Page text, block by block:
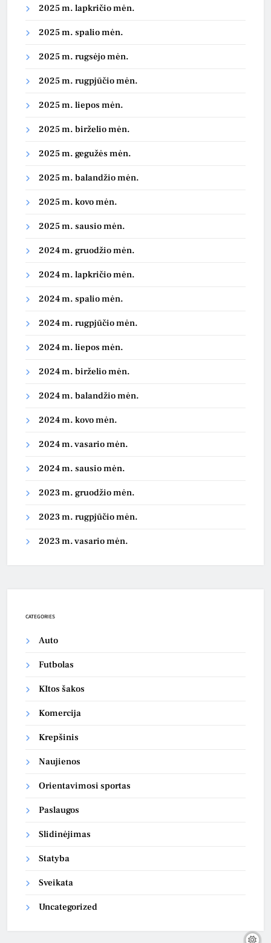
2025 m. lapkričio mėn.
2025 m. spalio mėn.
2025 m. rugsėjo mėn.
2025 m. rugpjūčio mėn.
2025 m. liepos mėn.
2025 m. birželio mėn.
2025 m. gegužės mėn.
2025 m. balandžio mėn.
2025 m. kovo mėn.
2025 m. sausio mėn.
2024 m. gruodžio mėn.
2024 m. lapkričio mėn.
2024 m. spalio mėn.
2024 m. rugpjūčio mėn.
2024 m. liepos mėn.
2024 m. birželio mėn.
2024 m. balandžio mėn.
2024 m. kovo mėn.
2024 m. vasario mėn.
2024 m. sausio mėn.
2023 m. gruodžio mėn.
2023 m. rugpjūčio mėn.
2023 m. vasario mėn.
CATEGORIES
Auto
Futbolas
KItos šakos
Komercija
Krepšinis
Naujienos
Orientavimosi sportas
Paslaugos
Slidinėjimas
Statyba
Sveikata
Uncategorized